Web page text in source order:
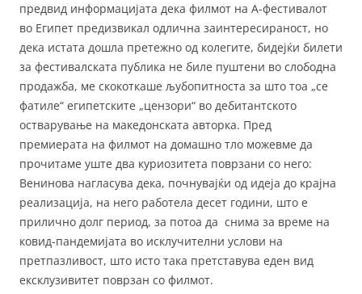
предвид информацијата дека филмот на А-фестивалот
во Египет предизвикал одлична заинтересираност, но
дека истата дошла претежно од колегите, бидејќи билети
за фестивалската публика не биле пуштени во слободна
продажба, ме скокоткаше љубопитноста за што тоа „се
фатиле“ египетските „цензори“ во дебитантското
остварување на македонската авторка. Пред
премиерата на филмот на домашно тло можевме да
прочитаме уште два куриозитета поврзани со него:
Венинова нагласува дека, почнувајќи од идеја до крајна
реализација, на него работела десет години, што е
прилично долг период, за потоа да снима за време на
ковид-пандемијата во исклучителни услови на
претпазливост, што исто така претставува еден вид
ексклузивитет поврзан со филмот.